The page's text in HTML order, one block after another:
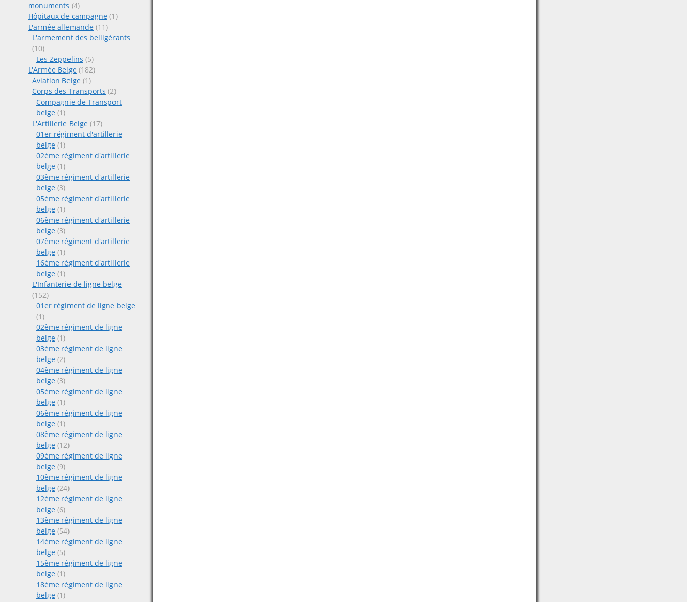
monuments (4)
Hôpitaux de campagne (1)
L'armée allemande (11)
L'armement des belligérants
(10)
Les Zeppelins (5)
L'Armée Belge (182)
Aviation Belge (1)
Corps des Transports (2)
Compagnie de Transport
belge (1)
L'Artillerie Belge (17)
01er régiment d'artillerie
belge (1)
02ème régiment d'artillerie
belge (1)
03ème régiment d'artillerie
belge (3)
05ème régiment d'artillerie
belge (1)
06ème régiment d'artillerie
belge (3)
07ème régiment d'artillerie
belge (1)
16ème régiment d'artillerie
belge (1)
L'Infanterie de ligne belge
(152)
01er régiment de ligne belge
(1)
02ème régiment de ligne
belge (1)
03ème régiment de ligne
belge (2)
04ème régiment de ligne
belge (3)
05ème régiment de ligne
belge (1)
06ème régiment de ligne
belge (1)
08ème régiment de ligne
belge (12)
09ème régiment de ligne
belge (9)
10ème régiment de ligne
belge (24)
12ème régiment de ligne
belge (6)
13ème régiment de ligne
belge (54)
14ème régiment de ligne
belge (5)
15ème régiment de ligne
belge (1)
18ème régiment de ligne
belge (1)